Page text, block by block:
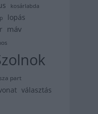
kosárlabda
lopás
máv
part
választás